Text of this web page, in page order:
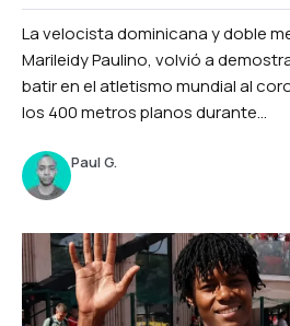
La velocista dominicana y doble
Marileidy Paulino, volvió a
batir en el atletismo mundial al
los 400 metros planos durante...
Paul G.